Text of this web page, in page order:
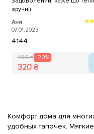
зручні)
Аня
07.01.2023
4144
400 ₴ -20%
320 ₴
Комфорт дома для
удобных тапочек.